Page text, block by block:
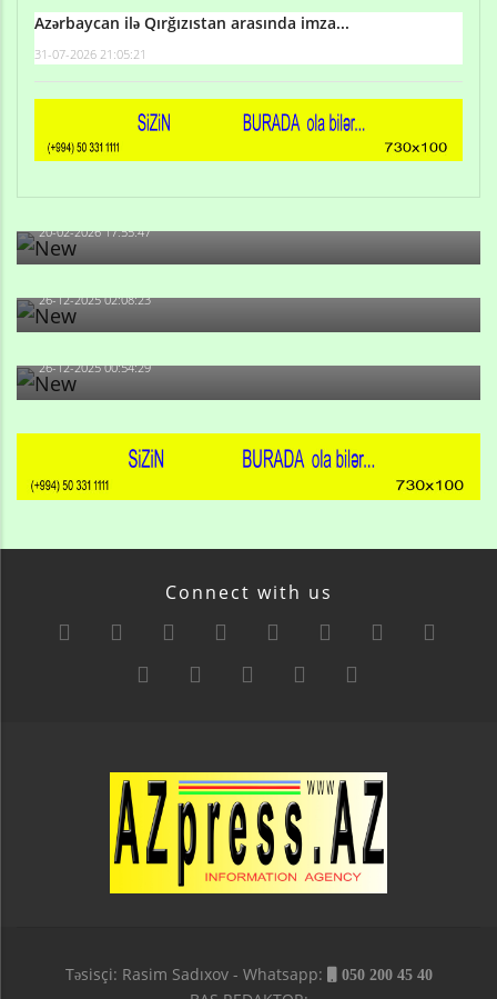
Azərbaycan ilə Qırğızıstan arasında imza...
31-07-2026 21:05:21
Qulu Məhərrəmli: Sosial şəbəkələrdə söyüş niyə artıb?
20-02-2026 17:55:47
Məni bura NAZİR GÖNDƏRİB - 1937-ci ildən fəaliyyətdə
olan və...
26-12-2025 02:08:23
-Ay qız, sən məhkəməni udmayacaqsan... Sən bilirsən
də, məni...
26-12-2025 00:54:29
Connect with us
Təsisçi: Rasim Sadıxov - Whatsapp: 050 200 45 40